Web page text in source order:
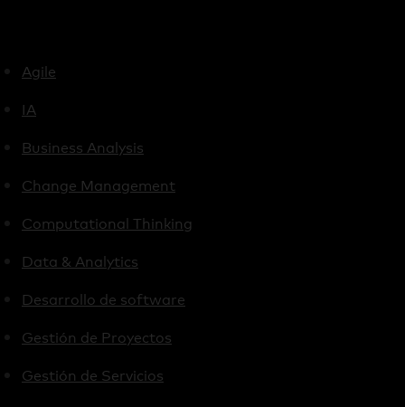
Agile
IA
Business Analysis
Change Management
Computational Thinking
Data & Analytics
Desarrollo de software
Gestión de Proyectos
Gestión de Servicios